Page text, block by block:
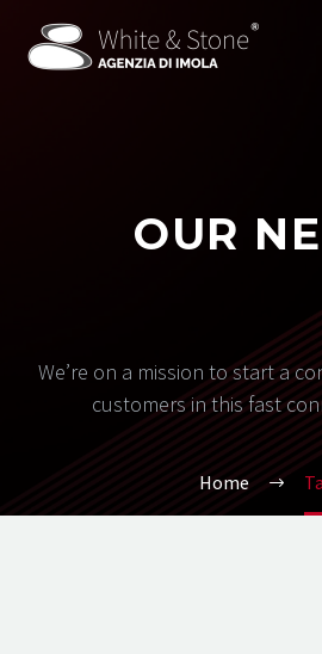
OUR
We’re on a mission to start a
customers in this fast
Home